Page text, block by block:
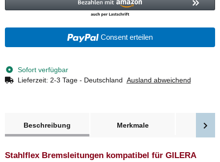
Consent erteilen
Sofort verfügbar
Lieferzeit: 2-3 Tage - Deutschland Ausland abweichend
Beschreibung
Merkmale
Stahlflex Bremsleitungen kompatibel für GILERA